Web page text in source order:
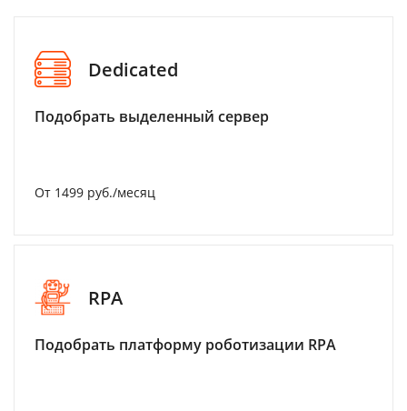
Dedicated
Подобрать выделенный сервер
От 1499 руб./месяц
RPA
Подобрать платформу роботизации RPA